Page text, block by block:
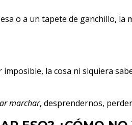
o a un tapete de ganchillo, la
la cosa ni siquiera
marchar, desprendernos,